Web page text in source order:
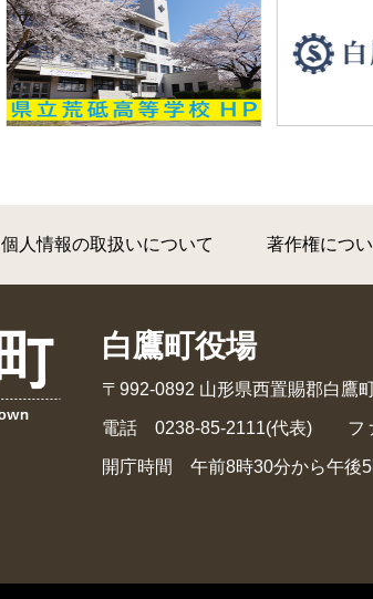
個人情報の取扱いについて 著作権につ
白鷹町役場
〒992-0892 山形県西置賜郡白鷹
電話 0238-85-2111(代表) フ
開庁時間 午前8時30分から午後